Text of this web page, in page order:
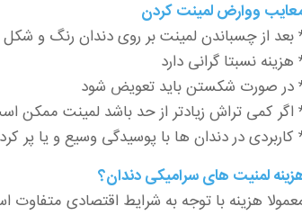
ووارض لمینت کردن
بعد از چسباندن لمینت بر روی دندان رنگ و
هزینه نسبتا گرانی دارد
در صورت شکستن باید تعویض شود
اگر کمی تراش زیادتر از حد باشد لمینت ممکن
کاربردی در دندان ها با پوسیدگی وسیع و یا پر
لمنیت های سرامیکی دندان؟
هزینه با توجه به شرایط اقتصادی